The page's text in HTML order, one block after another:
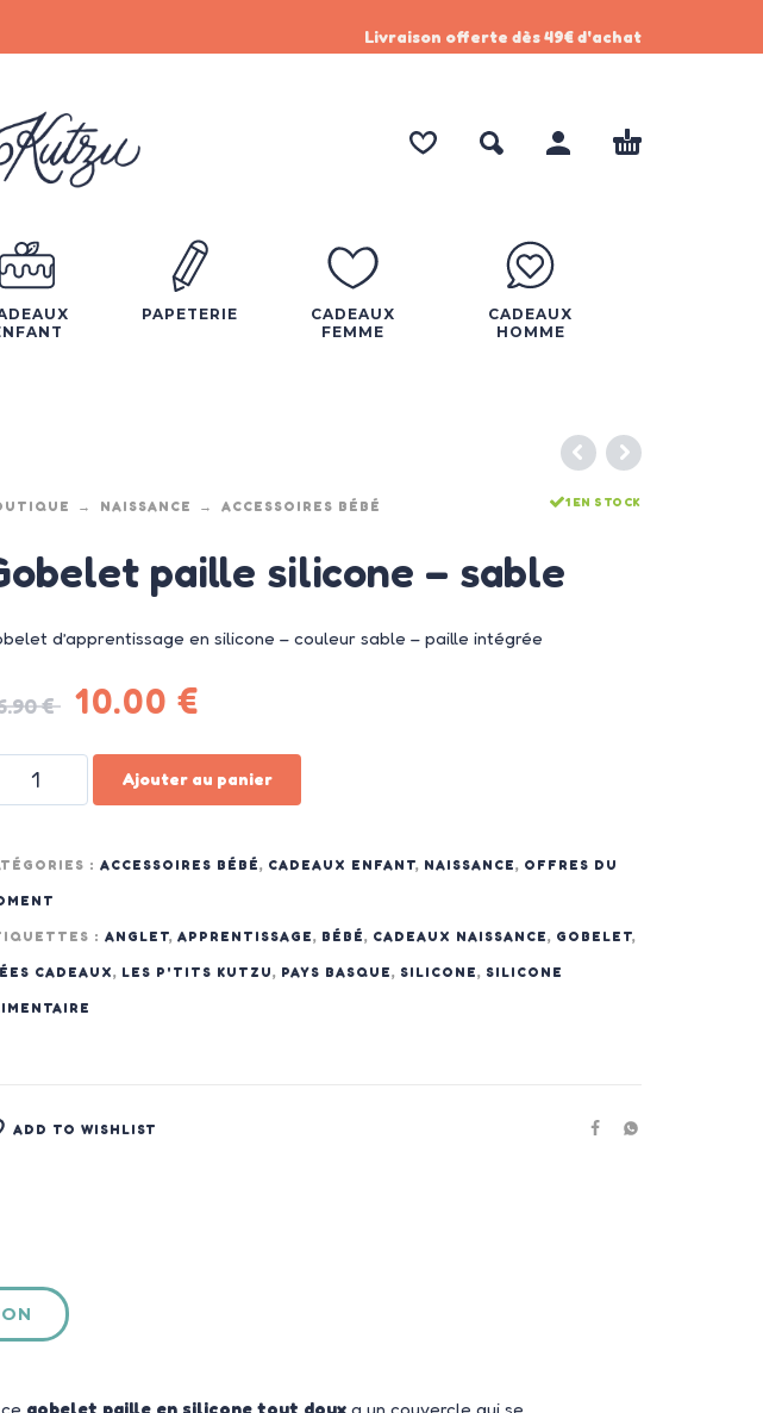
Livraison offerte dès 49€ d'achat
PAPETERIE
CADEAUX
FEMME
CADEAUX
HOMME
NAISSANCE ACCESSOIRES BÉBÉ 1 EN STOCK
paille silicone – sable
d’apprentissage en silicone – couleur sable – paille intégrée
€ 10.00€
Ajouter au panier
: ACCESSOIRES BÉBÉ, CADEAUX ENFANT, NAISSANCE, OFFRES DU
: ANGLET, APPRENTISSAGE, BÉBÉ, CADEAUX NAISSANCE, GOBELET,
CADEAUX, LES P'TITS KUTZU, PAYS BASQUE, SILICONE, SILICONE
ADD TO WISHLIST
gobelet paille en silicone tout doux a un couvercle qui se